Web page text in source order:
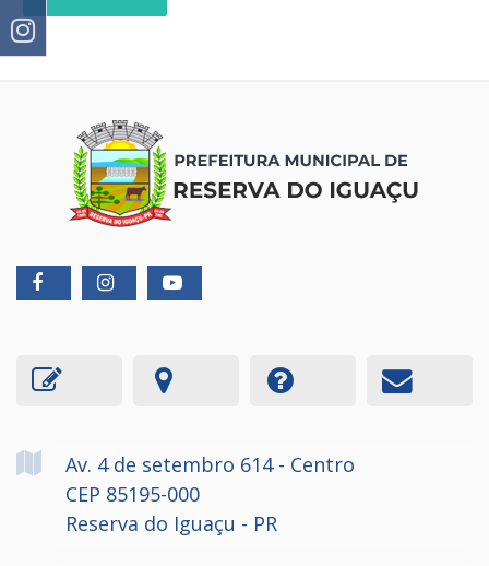
Av. 4 de setembro 614 - Centro
CEP 85195-000
Reserva do Iguaçu - PR